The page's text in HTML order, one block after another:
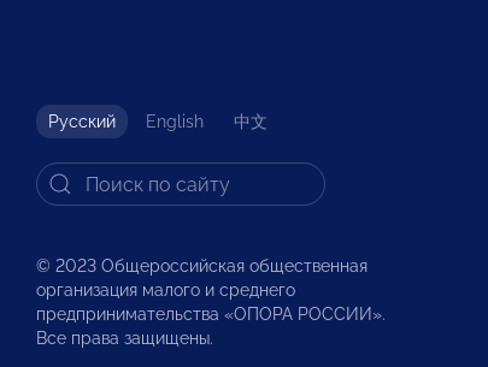
Русский English 中文
© 2023 Общероссийская общественная
организация малого и среднего
предпринимательства «ОПОРА РОССИИ».
Все права защищены.